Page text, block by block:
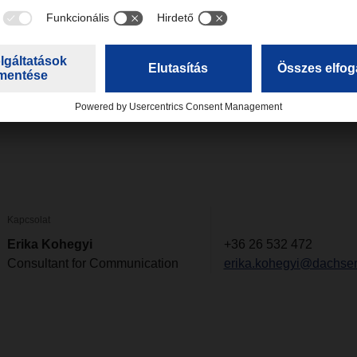
Smart Landbridge Connect-ről az alábbi
en/smart-landbridge-connect
Kapcsolat
Erika Kohegyi
Consultant for Communication
+36 26 532 472